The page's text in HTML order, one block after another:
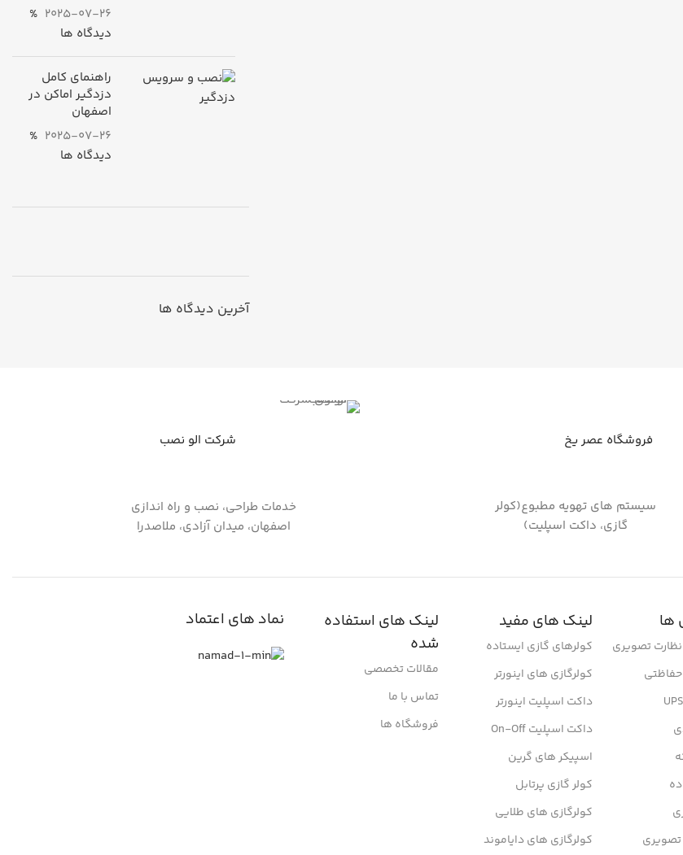
2025-07-26
%
دیدگاه ها
راهنمای کامل
دزدگیر اماکن در
اصفهان
2025-07-26
%
دیدگاه ها
HP Envy 34
آخرین دیدگاه ها
فروشگاه عصر یخ
سیستم های تهویه مطبوع(کولر
گازی، داکت اسپلیت)
شرکت الو نصب
خدمات طراحی، نصب و راه اندازی
اصفهان، میدان آزادی، ملاصدرا
ها
تصویری
تصویری
لینک های مفید
کولرهای گازی ایستاده
کولرگازی های اینورتر
داکت اسپلیت اینورتر
داکت اسپلیت On-Off
اسپیکر های گرین
کولر گازی پرتابل
کولرگازی های طلایی
کولرگازی های دایاموند
لینک های استفاده
شده
مقالات تخصصی
تماس با ما
فروشگاه ها
نماد های اعتماد